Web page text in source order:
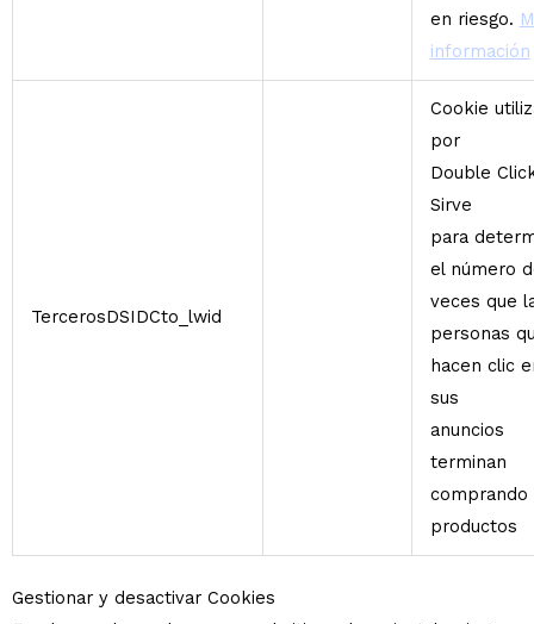
en riesgo.
información
TercerosDSIDCto_lwid
Cookie
por
Double
Sirve
para
el número
veces que
personas
hacen clic
sus
anuncios
terminan
comprando
productos
Gestionar y desactivar Cookies